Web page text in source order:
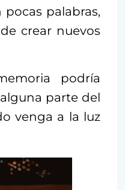
palabras,
crear nuevos
podría
parte del
venga a la luz